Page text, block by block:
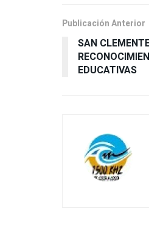
Publicación Anterior
SAN
EDUCATIVAS